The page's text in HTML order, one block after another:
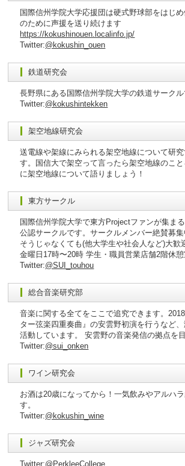
国際信州学院大学応援団は硬式野球部をはじ
のために声援を送り続けます
https://kokushinouen.localinfo.jp/
Twitter:@kokushin_ouen
鉄道研究会
長野県にある国際信州学院大学の鉄道サークル
Twitter:@kokushintekken
架空地線研究会
送電線や架線にみられる架空地線について研
す。国信大で架空って言ったら架空地線のこ
に架空地線について語りましょう！
東方サークル
国際信州学院大学で東方Projectファンが集ま
公認サークルです。サークルメンバー絶賛募
そうじゃなくても(他大学生や社会人など)大歓
金曜日17時〜20時 学生・職員営業店舗2階休
Twitter:@SUI_touhou
総合音楽研究部
音楽に関する全てをここで追究できます。
ター弦楽四重奏曲』の安雲野初演を行うなど
活動しています。 安雲野の音楽発信の拠点を
Twitter:@sui_onken
ワイン研究会
お酒は20歳になってから！一気飲みやアルハ
す。
Twitter:@kokushin_wine
ジャズ研究会
Twitter:@PerkleeCollege